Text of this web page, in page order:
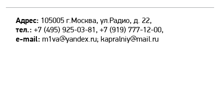
Адрес: 105005 г.Москва, ул.Радио, д. 22,
тел.: +7 (495) 925-03-81, +7 (919) 777-12-00,
е-mail: m1va@yandex.ru; kapralniy@mail.ru